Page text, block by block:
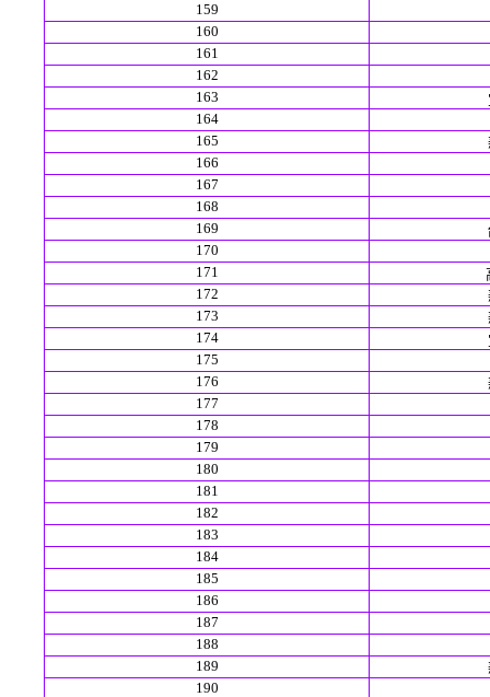
159
160
161
162
163
164
165
166
167
168
169
170
171
172
173
174
175
176
177
178
179
180
181
182
183
184
185
186
187
188
189
190